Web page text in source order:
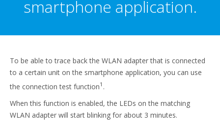
smartphone application.
To be able to trace back the WLAN adapter that is connected
to a certain unit on the smartphone application, you can use
the connection test function1 .
When this function is enabled, the LEDs on the matching
WLAN adapter will start blinking for about 3 minutes.